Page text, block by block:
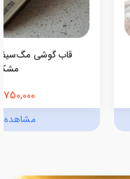
قاب گوشی
750,000 تومان
مشاهده